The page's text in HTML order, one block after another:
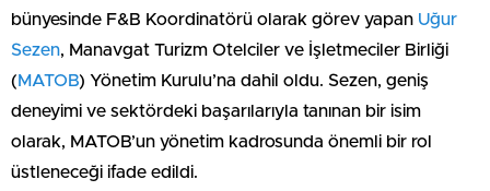
bünyesinde F&B Koordinatörü olarak görev yapan Uğur
Sezen, Manavgat Turizm Otelciler ve İşletmeciler Birliği
(MATOB) Yönetim Kurulu’na dahil oldu. Sezen, geniş
deneyimi ve sektördeki başarılarıyla tanınan bir isim
olarak, MATOB’un yönetim kadrosunda önemli bir rol
üstleneceği ifade edildi.